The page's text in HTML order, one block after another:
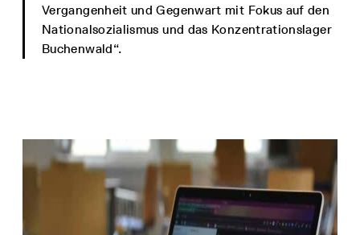
Vergangenheit und Gegenwart mit Fokus auf den
Nationalsozialismus und das Konzentrationslager
Buchenwald“.